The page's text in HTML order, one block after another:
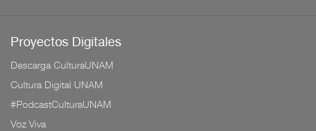
Proyectos Digitales
Descarga CulturaUNAM
Cultura Digital UNAM
#PodcastCulturaUNAM
Voz Viva